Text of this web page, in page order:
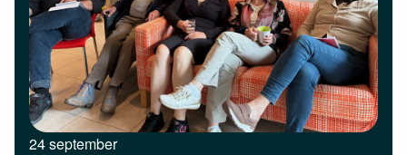
24 september